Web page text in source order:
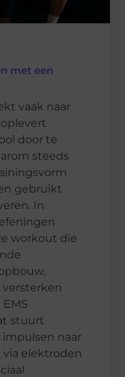
met een
vaak naar
door te
steeds
gebruikt
In
workout die
stuurt
naar
elektroden